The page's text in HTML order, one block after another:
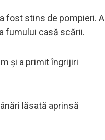
fost stins de pompieri. A
fumului casă scării.
și a primit îngrijiri
lăsată aprinsă